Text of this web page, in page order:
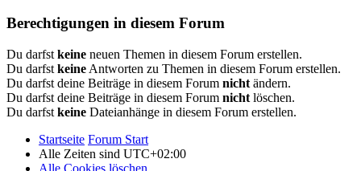
Berechtigungen in diesem Forum
Du darfst keine neuen Themen in diesem Forum erstellen.
Du darfst keine Antworten zu Themen in diesem Forum erstellen.
Du darfst deine Beiträge in diesem Forum nicht ändern.
Du darfst deine Beiträge in diesem Forum nicht löschen.
Du darfst keine Dateianhänge in diesem Forum erstellen.
Startseite Forum Start
Alle Zeiten sind UTC+02:00
Alle Cookies löschen